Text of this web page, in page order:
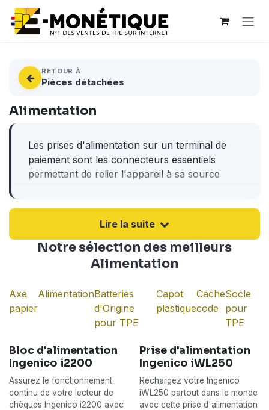
Se rendre au contenu
RETOUR À
Pièces détachées
Alimentation
Les prises d'alimentation sur un terminal de
paiement sont les connecteurs essentiels
permettant de relier l'appareil à sa source
chargement pour faire fonctionner le TPE.
base, ces prises doivent être robustes car elles
sont soumises à des manipulations fréquentes
endommagé peut empêcher la charge ou le
fonctionnement de l'appareil, nécessitant alors
son remplacement en tant que pièce détachée.
Notre sélection des meilleurs
Alimentation
Lire la suite
Axe
papier
AlimentationBatteries
d'Origine
pour TPE
Capot
plastique
Cache
code
Socle
pour
TPE
Bloc d'alimentation
Ingenico i2200
Assurez le fonctionnement
continu de votre lecteur de
chèques Ingenico i2200 avec
Prise d'alimentation
Ingenico iWL250
Rechargez votre Ingenico
iWL250 partout dans le monde
avec cette prise d'alimentation